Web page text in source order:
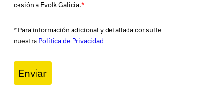
cesión a Evolk Galicia.*
* Para información adicional y detallada consulte
nuestra Política de Privacidad
Enviar